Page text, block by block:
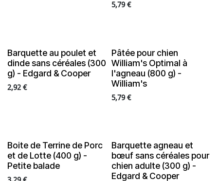
5,79€
Barquette au poulet et
dinde sans céréales (300
g) - Edgard & Cooper
2,92 €
Pâtée pour chien
William's Optimal à
l'agneau (800 g) -
William's
5,79€
Boite de Terrine de Porc
et de Lotte (400 g) -
Petite balade
Barquette agneau et
bœuf sans céréales pour
chien adulte (300 g) -
Edgard & Cooper